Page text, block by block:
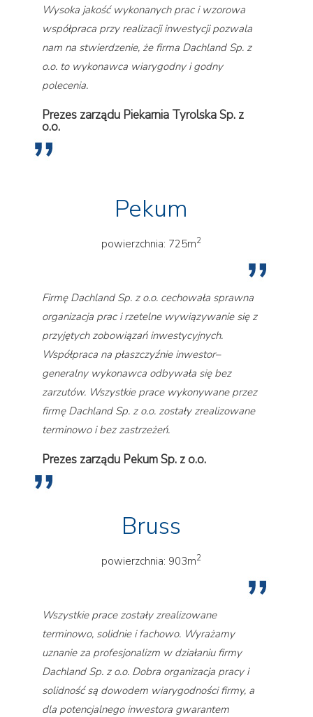
Wysoka jakość wykonanych prac i wzorowa
współpraca przy realizacji inwestycji pozwala
nam na stwierdzenie, że firma Dachland Sp. z
o.o. to wykonawca wiarygodny i godny
polecenia.
Prezes zarządu Piekarnia Tyrolska Sp. z
o.o.
Pekum
powierzchnia: 725m2
Firmę Dachland Sp. z o.o. cechowała sprawna
organizacja prac i rzetelne wywiązywanie się z
przyjętych zobowiązań inwestycyjnych.
Współpraca na płaszczyźnie inwestor–
generalny wykonawca odbywała się bez
zarzutów. Wszystkie prace wykonywane przez
firmę Dachland Sp. z o.o. zostały zrealizowane
terminowo i bez zastrzeżeń.
Prezes zarządu Pekum Sp. z o.o.
Bruss
powierzchnia: 903m2
Wszystkie prace zostały zrealizowane
terminowo, solidnie i fachowo. Wyrażamy
uznanie za profesjonalizm w działaniu firmy
Dachland Sp. z o.o. Dobra organizacja pracy i
solidność są dowodem wiarygodności firmy, a
dla potencjalnego inwestora gwarantem